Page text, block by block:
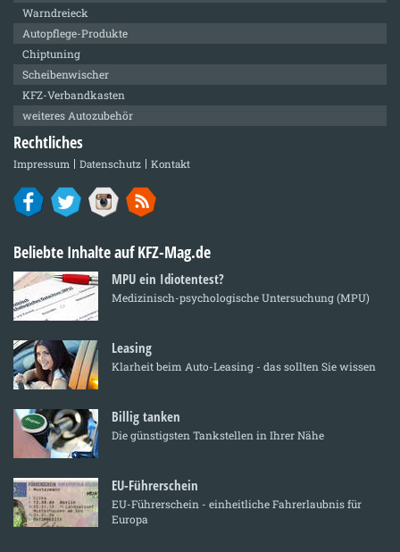
Warndreieck
Autopflege-Produkte
Chiptuning
Scheibenwischer
KFZ-Verbandkasten
weiteres Autozubehör
Rechtliches
Impressum Datenschutz Kontakt
Beliebte Inhalte auf KFZ-Mag.de
MPU ein Idiotentest?
Medizinisch-psychologische Untersuchung (MPU)
Leasing
Klarheit beim Auto-Leasing - das sollten Sie wissen
Billig tanken
Die günstigsten Tankstellen in Ihrer Nähe
EU-Führerschein
EU-Führerschein - einheitliche Fahrerlaubnis für
Europa